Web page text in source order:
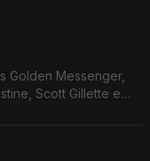
Golden Messenger,
Scott Gillette e